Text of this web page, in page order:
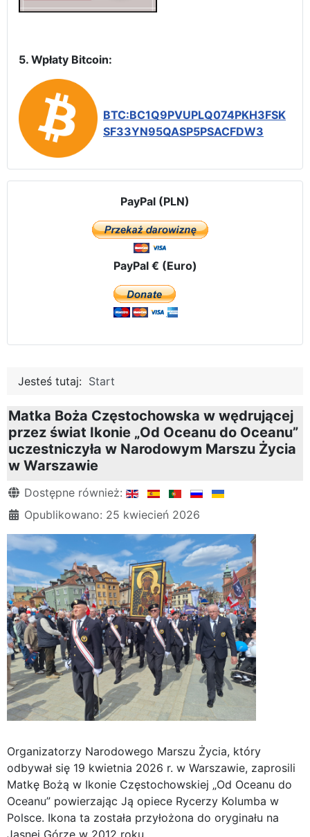
5. Wpłaty Bitcoin:
BTC:BC1Q9PVUPLQ074PKH3FSK
SF33YN95QASP5PSACFDW3
PayPal (PLN)
PayPal € (Euro)
Jesteś tutaj: Start
Matka Boża Częstochowska w wędrującej
przez świat Ikonie „Od Oceanu do Oceanu”
uczestniczyła w Narodowym Marszu Życia
w Warszawie
Szczegóły
Dostępne również:
Opublikowano: 25 kwiecień 2026
Organizatorzy Narodowego Marszu Życia, który
odbywał się 19 kwietnia 2026 r. w Warszawie, zaprosili
Matkę Bożą w Ikonie Częstochowskiej „Od Oceanu do
Oceanu” powierzając Ją opiece Rycerzy Kolumba w
Polsce. Ikona ta została przyłożona do oryginału na
Jasnej Górze w 2012 roku.